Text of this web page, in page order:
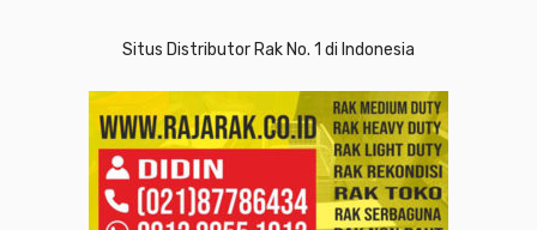
Situs Distributor Rak No. 1 di Indonesia